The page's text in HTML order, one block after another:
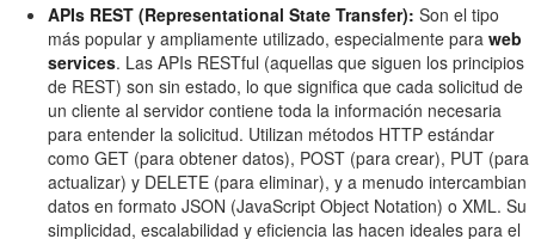
APIs REST (Representational State Transfer): Son el tipo
más popular y ampliamente utilizado, especialmente para web
services. Las APIs RESTful (aquellas que siguen los principios
de REST) son sin estado, lo que significa que cada solicitud de
un cliente al servidor contiene toda la información necesaria
para entender la solicitud. Utilizan métodos HTTP estándar
como GET (para obtener datos), POST (para crear), PUT (para
actualizar) y DELETE (para eliminar), y a menudo intercambian
datos en formato JSON (JavaScript Object Notation) o XML. Su
simplicidad, escalabilidad y eficiencia las hacen ideales para el